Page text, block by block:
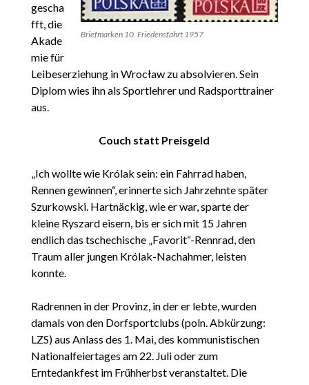
Briefmarken 10. Friedensfahrt 1957
gescha
fft, die
Akade
mie für
Leibeserziehung in Wrocław zu absolvieren. Sein
Diplom wies ihn als Sportlehrer und Radsporttrainer
aus.
Couch statt Preisgeld
„Ich wollte wie Królak sein: ein Fahrrad haben,
Rennen gewinnen“, erinnerte sich Jahrzehnte später
Szurkowski. Hartnäckig, wie er war, sparte der
kleine Ryszard eisern, bis er sich mit 15 Jahren
endlich das tschechische „Favorit“-Rennrad, den
Traum aller jungen Królak-Nachahmer, leisten
konnte.
Radrennen in der Provinz, in der er lebte, wurden
damals von den Dorfsportclubs (poln. Abkürzung:
LZS) aus Anlass des 1. Mai, des kommunistischen
Nationalfeiertages am 22. Juli oder zum
Erntedankfest im Frühherbst veranstaltet. Die